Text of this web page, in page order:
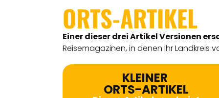
ORTS-ARTIKEL
Einer dieser drei Artikel Versionen
Reisemagazinen, in denen Ihr Landkreis
KLEINER
ORTS-ARTIKEL